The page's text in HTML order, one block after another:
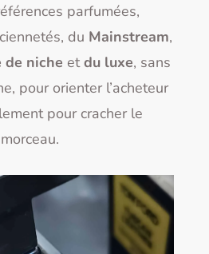
parfumées,
du Mainstream,
de niche etdu luxe, sans
pour orienter l’acheteur
pour cracher le
morceau.